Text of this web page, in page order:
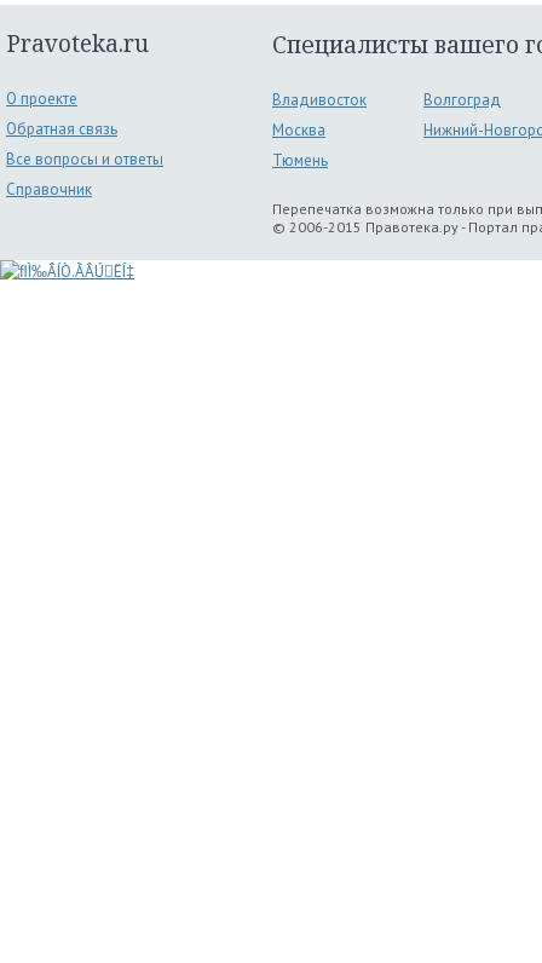
Pravoteka.ru
О проекте
Обратная связь
Все вопросы и ответы
Справочник
Специалисты вашего
Владивосток
Волгоград
Москва
Нижний-
Тюмень
Перепечатка возможна только при
© 2006-2015 Правотека.ру - Портал